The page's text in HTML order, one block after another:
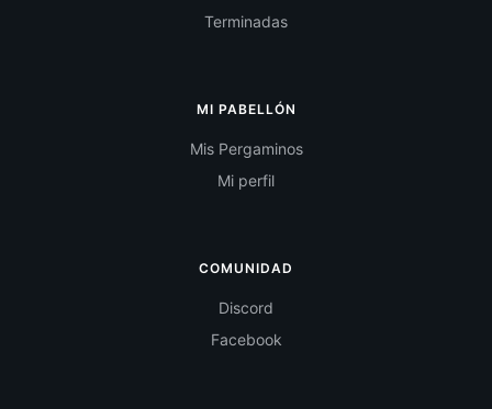
Terminadas
MI PABELLÓN
Mis Pergaminos
Mi perfil
COMUNIDAD
Discord
Facebook